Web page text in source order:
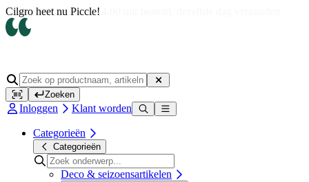
Op werkdagen voor 14.00 uur besteld, dezelfde dag verzonden
Zoeken
Inloggen Klant worden
Categorieën
Categorieën
Deco & seizoensartikelen